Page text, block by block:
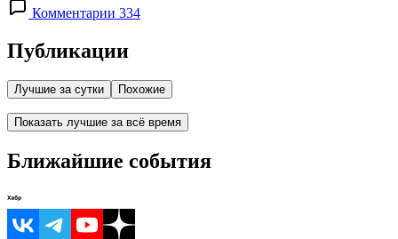
Комментарии 334
Публикации
Лучшие за сутки Похожие
Показать лучшие за всё время
Ближайшие события